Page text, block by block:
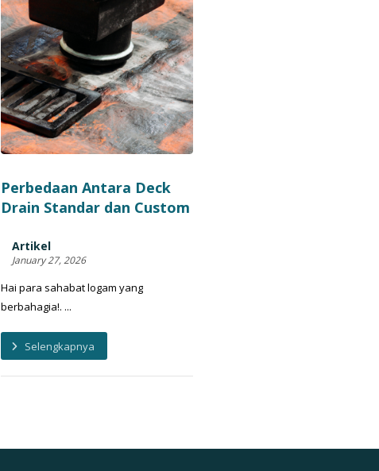
Perbedaan Antara Deck
Drain Standar dan Custom
Artikel
January 27, 2026
Hai para sahabat logam yang
berbahagia!. ...
Selengkapnya